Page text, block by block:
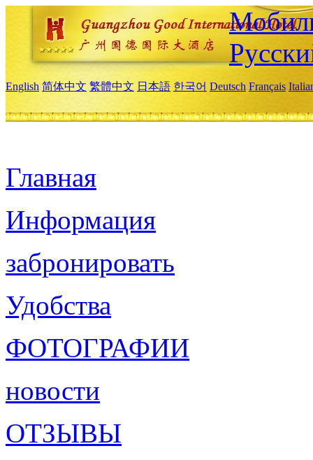
English 简体中文 繁體中文 日本語 한국어 Deutsch Français
Главная
Информация
забронировать
Удобства
ФОТОГРАФИИ
новости
ОТЗЫВЫ